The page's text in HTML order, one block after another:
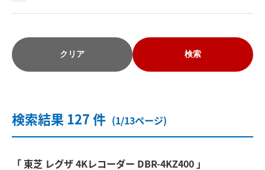
クリア 検索
検索結果 127 件 (1/13ページ)
「 東芝 レグザ 4Kレコーダー DBR-4KZ400 」